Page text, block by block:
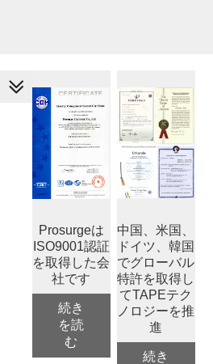
Prosurgeは
ISO9001認証
を取得した会
社です
続き
を読
む
中国、米国、
ドイツ、韓国
でグローバル
特許を取得し
てTAPEテク
ノロジーを推
進
続き